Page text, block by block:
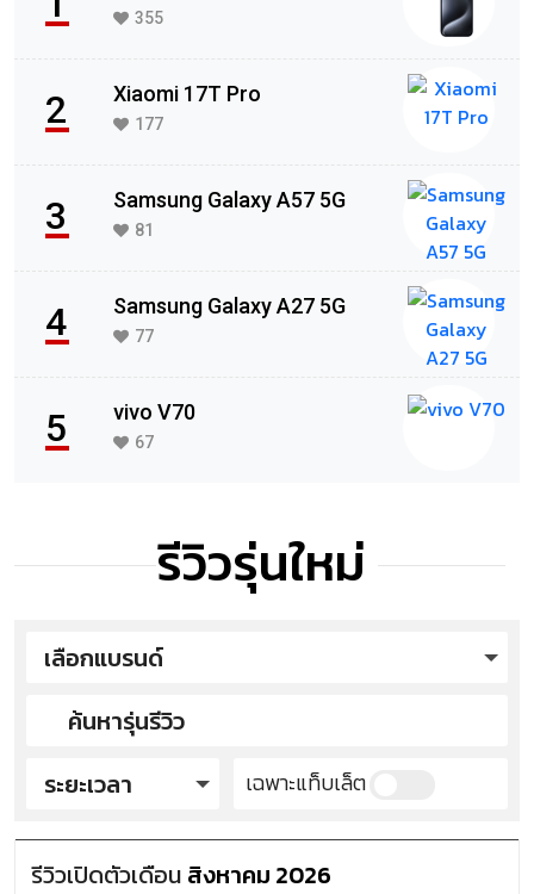
3,299 บาท355
2 Xiaomi 17T Pro
177
3 Samsung Galaxy A57 5G
81
4 Samsung Galaxy A27 5G
77
5 vivo V70
67
รีวิวรุ่นใหม่
เลือกแบรนด์
ระยะเวลา เฉพาะแท็บเล็ต
รีวิวเปิดตัวเดือน สิงหาคม 2026